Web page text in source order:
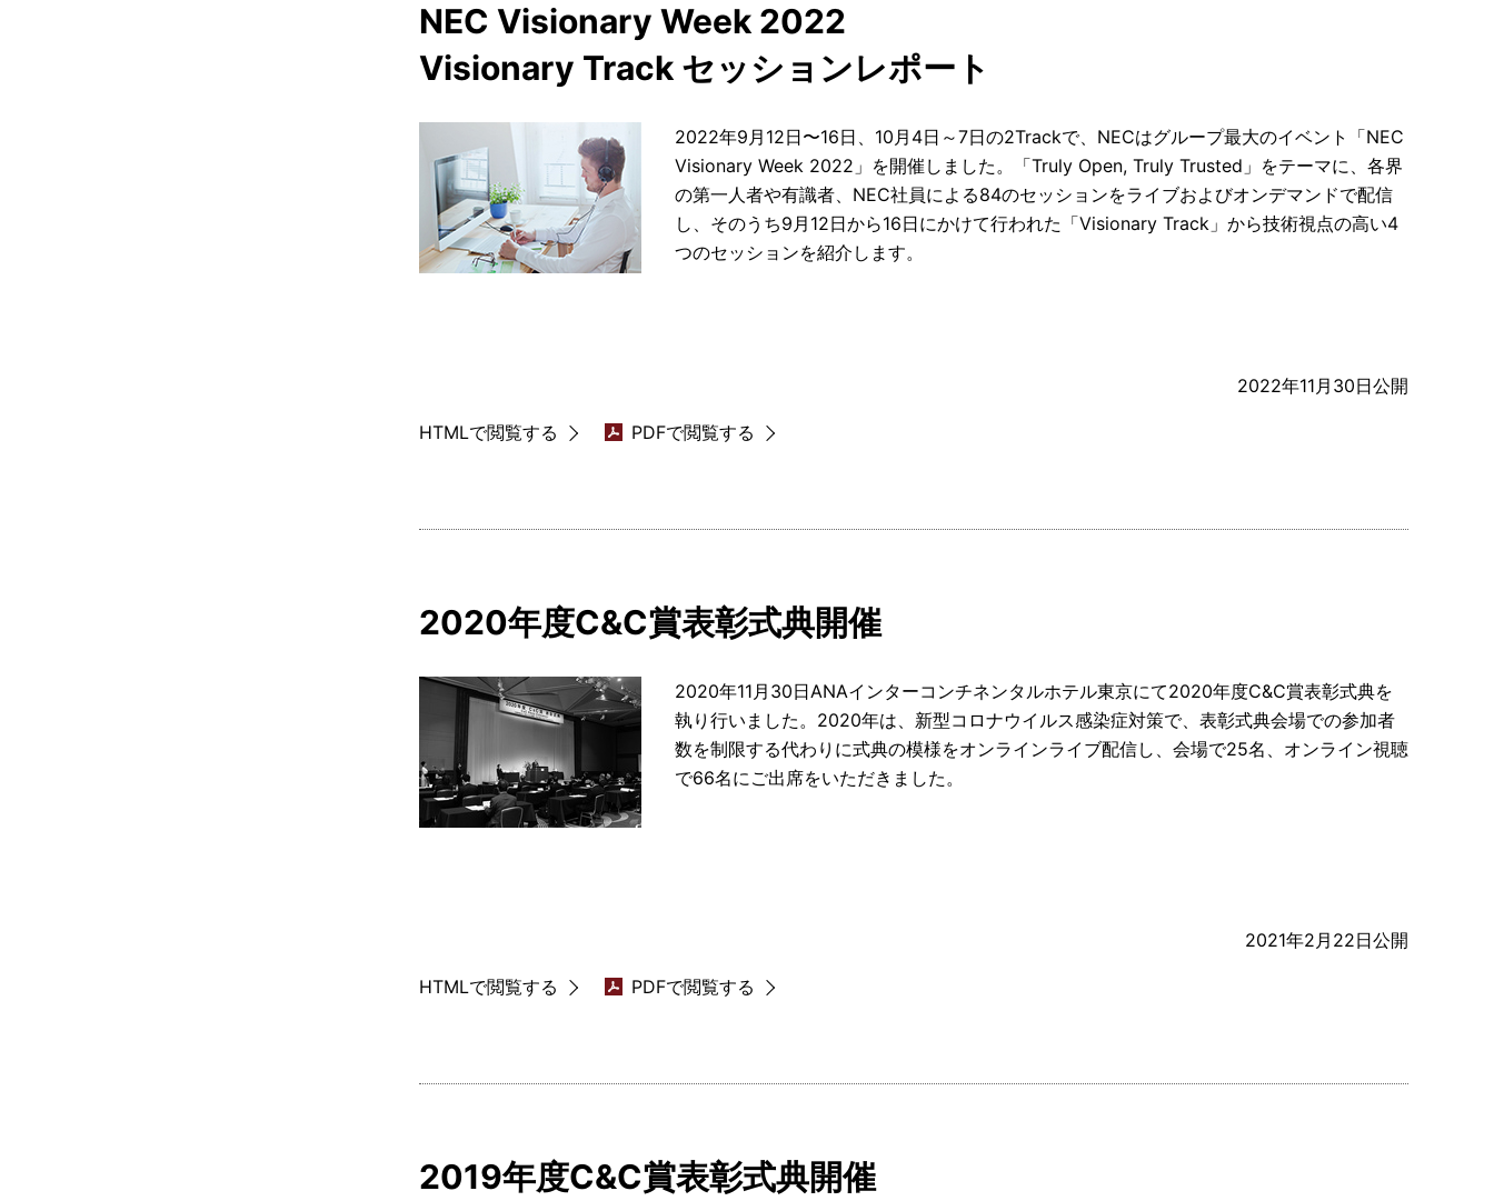
NEC Visionary Week 2022
Visionary Track セッションレポート
2022年9月12日〜16日、10月4日～7日の2Trackで、NECはグループ最大のイベント「NEC
Visionary Week 2022」を開催しました。「Truly Open, Truly Trusted」をテーマに、各界
の第一人者や有識者、NEC社員による84のセッションをライブおよびオンデマンドで配信
し、そのうち9月12日から16日にかけて行われた「Visionary Track」から技術視点の高い4
つのセッションを紹介します。
2022年11月30日公開
HTMLで閲覧する PDFで閲覧する
2020年度C&C賞表彰式典開催
2020年11月30日ANAインターコンチネンタルホテル東京にて2020年度C&C賞表彰式典を
執り行いました。2020年は、新型コロナウイルス感染症対策で、表彰式典会場での参加者
数を制限する代わりに式典の模様をオンラインライブ配信し、会場で25名、オンライン視聴
で66名にご出席をいただきました。
2021年2月22日公開
HTMLで閲覧する PDFで閲覧する
2019年度C&C賞表彰式典開催